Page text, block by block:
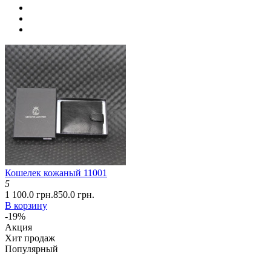
Кошелек кожаный 11001
5
1 100.0 грн.850.0 грн.
В корзину
-19%
Акция
Хит продаж
Популярный